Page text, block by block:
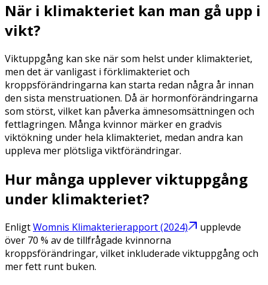
När i klimakteriet kan man gå upp i
vikt?
Viktuppgång kan ske när som helst under klimakteriet,
men det är vanligast i förklimakteriet och
kroppsförändringarna kan starta redan några år innan
den sista menstruationen. Då är hormonförändringarna
som störst, vilket kan påverka ämnesomsättningen och
fettlagringen. Många kvinnor märker en gradvis
viktökning under hela klimakteriet, medan andra kan
uppleva mer plötsliga viktförändringar.
Hur många upplever viktuppgång
under klimakteriet?
EnligtWomnis Klimakterierapport (2024)
upplevde
över 70 % av de tillfrågade kvinnorna
kroppsförändringar, vilket inkluderade viktuppgång och
mer fett runt buken.